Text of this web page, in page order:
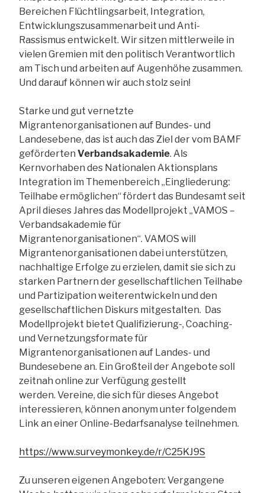
Bereichen Flüchtlingsarbeit, Integration,
Entwicklungszusammenarbeit und Anti-
Rassismus entwickelt. Wir sitzen mittlerweile in
vielen Gremien mit den politisch Verantwortlich
am Tisch und arbeiten auf Augenhöhe zusammen.
Und darauf können wir auch stolz sein!
Starke und gut vernetzte
Migrantenorganisationen auf Bundes- und
Landesebene, das ist auch das Ziel der vom BAMF
geförderten Verbandsakademie. Als
Kernvorhaben des Nationalen Aktionsplans
Integration im Themenbereich „Eingliederung:
Teilhabe ermöglichen“ fördert das Bundesamt seit
April dieses Jahres das Modellprojekt „VAMOS –
Verbandsakademie für
Migrantenorganisationen“. VAMOS will
Migrantenorganisationen dabei unterstützen,
nachhaltige Erfolge zu erzielen, damit sie sich zu
starken Partnern der gesellschaftlichen Teilhabe
und Partizipation weiterentwickeln und den
gesellschaftlichen Diskurs mitgestalten. Das
Modellprojekt bietet Qualifizierung-, Coaching-
und Vernetzungsformate für
Migrantenorganisationen auf Landes- und
Bundesebene an. Ein Großteil der Angebote soll
zeitnah online zur Verfügung gestellt
werden. Vereine, die sich für dieses Angebot
interessieren, können anonym unter folgendem
Link an einer Online-Bedarfsanalyse teilnehmen.
https://www.surveymonkey.de/r/C25KJ9S
Zu unseren eigenen Angeboten: Vergangene